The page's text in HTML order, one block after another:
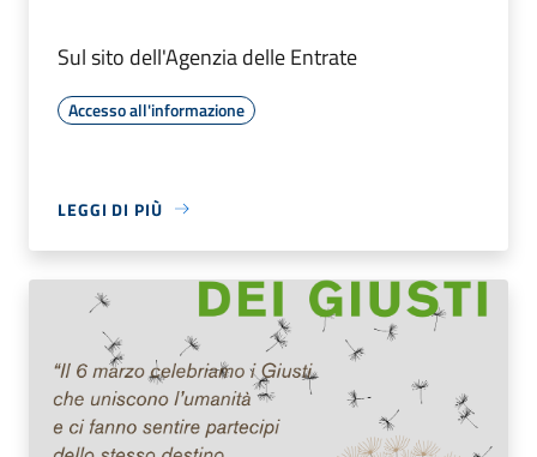
Sul sito dell'Agenzia delle Entrate
Accesso all'informazione
LEGGI DI PIÙ